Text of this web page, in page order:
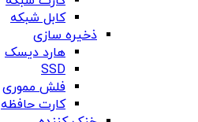
کابل شبکه
ذخیره سازی
هارد دیسک
SSD
فلش مموری
کارت حافظه